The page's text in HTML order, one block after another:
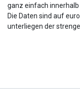
ganz einfach
Die Daten sind auf
unterliegen der